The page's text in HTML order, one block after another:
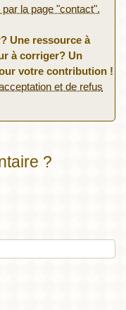
la page "contact".
Une ressource à
à corriger? Un
votre contribution !
et de refus
?